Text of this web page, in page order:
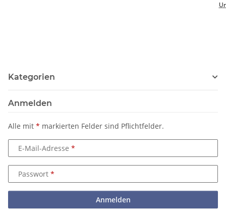
Kategorien
Anmelden
Alle mit * markierten Felder sind Pflichtfelder.
E-Mail-Adresse
Passwort
Anmelden